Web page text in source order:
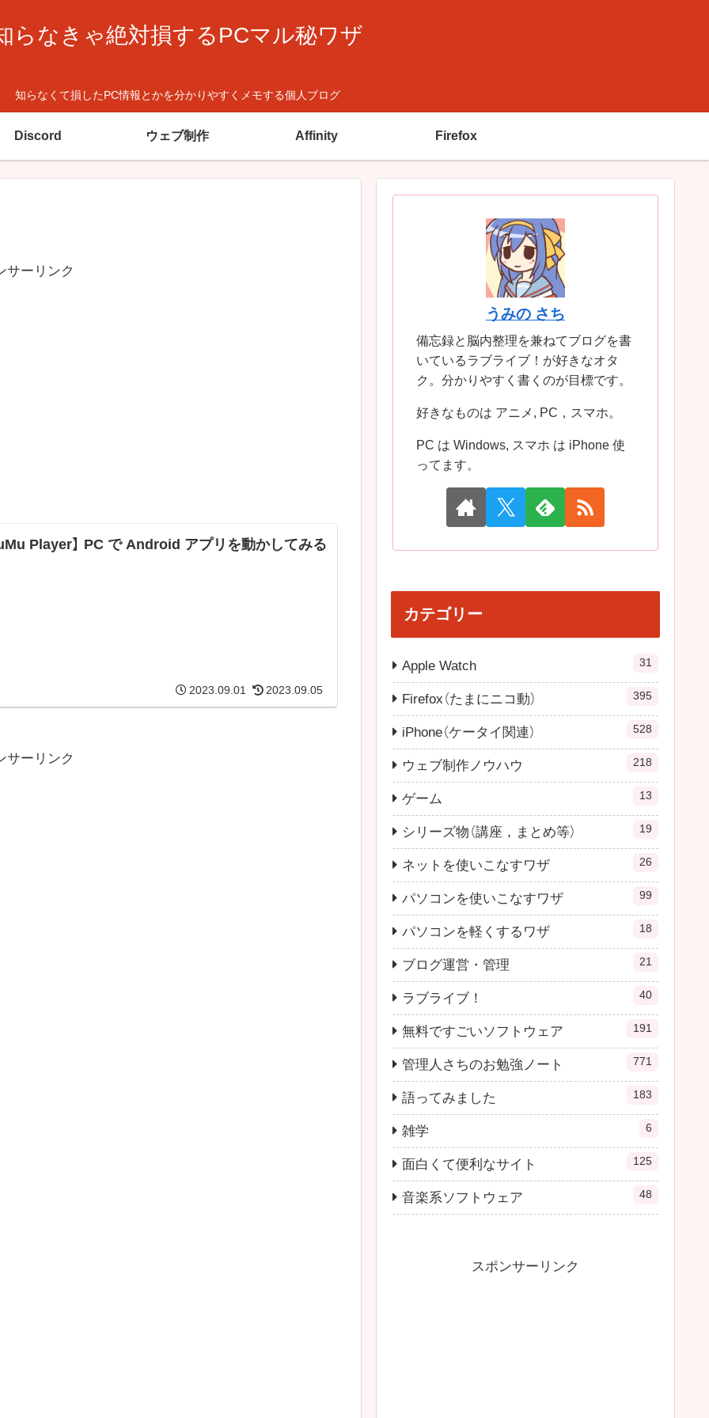
らなきゃ絶対損するPCマル秘ワザ
知らなくて損したPC情報とかを分かりやすくメモする個人ブログ
Discord ウェブ制作 Affinity Firefox
サーリンク
Player】 PC で Android アプリを動かしてみる
2023.09.01 2023.09.05
サーリンク
うみの さち
備忘録と脳内整理を兼ねてブログを書
いているラブライブ！が好きなオタ
ク。分かりやすく書くのが目標です。
好きなものは アニメ, PC，スマホ。
PC は Windows, スマホ は iPhone 使
ってます。
カテゴリー
Apple Watch 31
Firefox（たまにニコ動） 395
iPhone（ケータイ関連） 528
ウェブ制作ノウハウ 218
ゲーム 13
シリーズ物（講座，まとめ等） 19
ネットを使いこなすワザ 26
パソコンを使いこなすワザ 99
パソコンを軽くするワザ 18
ブログ運営・管理 21
ラブライブ！ 40
無料ですごいソフトウェア 191
管理人さちのお勉強ノート 771
語ってみました 183
雑学 6
面白くて便利なサイト 125
音楽系ソフトウェア 48
スポンサーリンク